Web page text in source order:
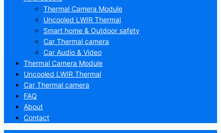
Thermal Camera Module
Uncooled LWIR Thermal
Smart home & Outdoor safety
Car Thermal camera
Car Audio & Video
Thermal Camera Module
Uncooled LWIR Thermal
Car Thermal camera
FAQ
About
Contact